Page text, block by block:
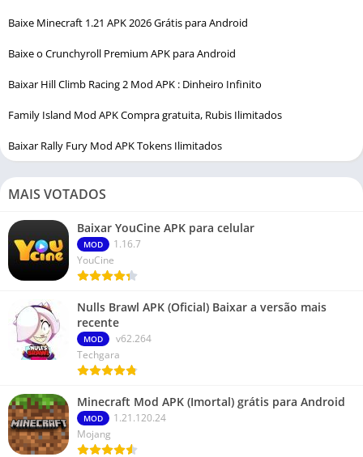
Baixe Minecraft 1.21 APK 2026 Grátis para Android
Baixe o Crunchyroll Premium APK para Android
Baixar Hill Climb Racing 2 Mod APK : Dinheiro Infinito
Family Island Mod APK Compra gratuita, Rubis Ilimitados
Baixar Rally Fury Mod APK Tokens Ilimitados
MAIS VOTADOS
Baixar YouCine APK para celular
MOD
1.16.7
YouCine
Nulls Brawl APK (Oficial) Baixar a versão mais
recente
MOD
v62.264
Techgara
Minecraft Mod APK (Imortal) grátis para Android
MOD
1.21.120.24
Mojang